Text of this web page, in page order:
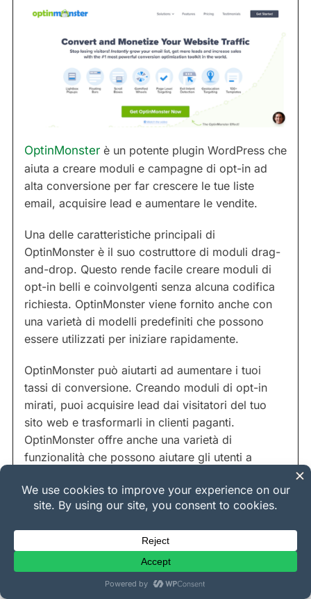
OptinMonster è un potente plugin WordPress che
aiuta a creare moduli e campagne di opt-in ad
alta conversione per far crescere le tue liste
email, acquisire lead e aumentare le vendite.
Una delle caratteristiche principali di
OptinMonster è il suo costruttore di moduli drag-
and-drop. Questo rende facile creare moduli di
opt-in belli e coinvolgenti senza alcuna codifica
richiesta. OptinMonster viene fornito anche con
una varietà di modelli predefiniti che possono
essere utilizzati per iniziare rapidamente.
OptinMonster può aiutarti ad aumentare i tuoi
tassi di conversione. Creando moduli di opt-in
mirati, puoi acquisire lead dai visitatori del tuo
sito web e trasformarli in clienti paganti.
OptinMonster offre anche una varietà di
funzionalità che possono aiutare gli utenti a
ottimizzarle per ottenere risultati migliori.
AIOSEO